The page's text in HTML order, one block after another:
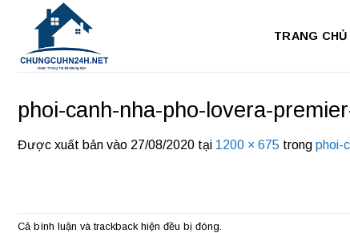
dung
TRANG CHỦ
phoi-canh-nha-pho-lovera-
Được xuất bản vào 27/08/2020 tại 1200 × 675 trong phoi-
Cả bình luận và trackback hiện đều bị đóng.